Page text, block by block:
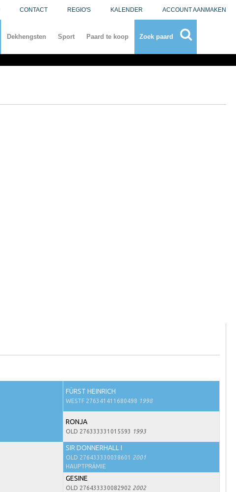
CONTACT REGIO'S KALENDER ACCOUNT AANMAKEN
Dekhengsten Sport Paard te koop Zoek paard
FÜRST HEINRICH
WESTF 276341411680498 1998
RONJA
OLD 276333331015593 1993
SIR DONNERHALL I
OLD 276433330038601 2001
HAUPTPRÄMIE
GESINE
OLD 276433330082902 2002